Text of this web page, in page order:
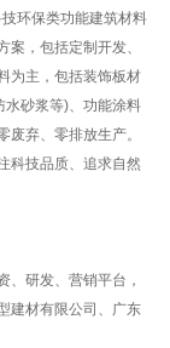
环保类功能建筑材料
，包括定制开发、
为主，包括装饰板材
水砂浆等)、功能涂料
弃、零排放生产。
科技品质、追求自然
、研发、营销平台，
建材有限公司、广东